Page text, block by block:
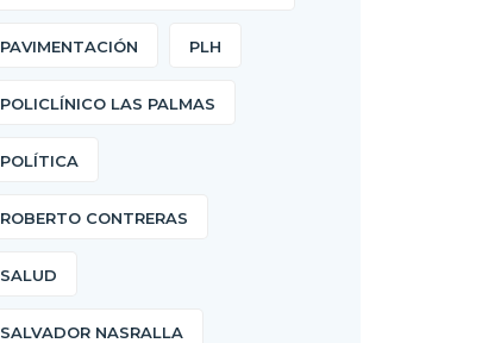
PAVIMENTACIÓN PLH
POLICLÍNICO LAS PALMAS
POLÍTICA
ROBERTO CONTRERAS
SALUD
SALVADOR NASRALLA